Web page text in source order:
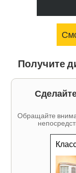
Получите
Обращайте